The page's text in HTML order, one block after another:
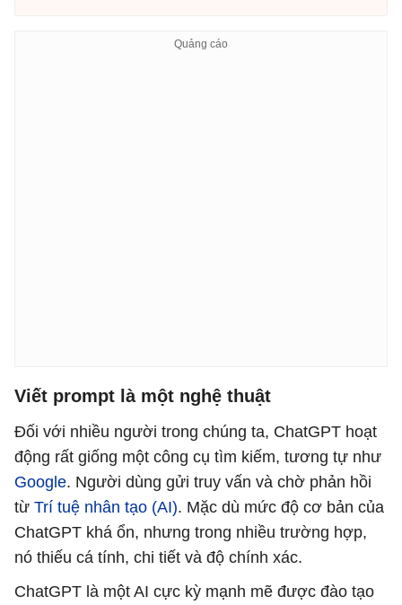
Viết prompt là một nghệ thuật
Đối với nhiều người trong chúng ta, ChatGPT hoạt
động rất giống một công cụ tìm kiếm, tương tự như
Google. Người dùng gửi truy vấn và chờ phản hồi
từ Trí tuệ nhân tạo (AI). Mặc dù mức độ cơ bản của
ChatGPT khá ổn, nhưng trong nhiều trường hợp,
nó thiếu cá tính, chi tiết và độ chính xác.
ChatGPT là một AI cực kỳ mạnh mẽ được đào tạo